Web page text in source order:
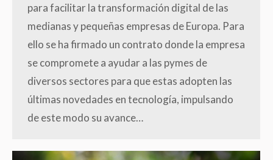
para facilitar la transformación digital de las
medianas y pequeñas empresas de Europa. Para
ello se ha firmado un contrato donde la empresa
se compromete a ayudar a las pymes de
diversos sectores para que estas adopten las
últimas novedades en tecnología, impulsando
de este modo su avance…